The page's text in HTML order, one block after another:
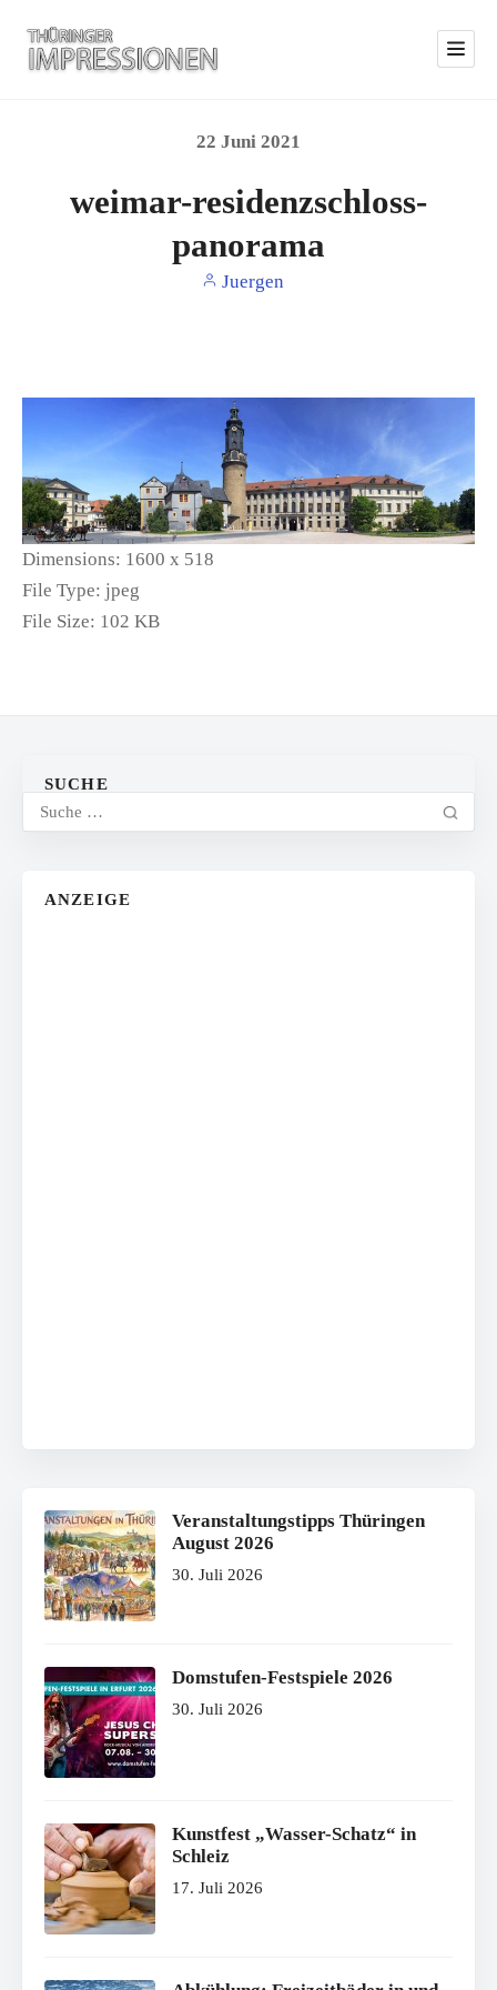
22 Juni 2021
weimar-residenzschloss-
panorama
Juergen
Dimensions: 1600 x 518
File Type: jpeg
File Size: 102 KB
SUCHE
ANZEIGE
Veranstaltungstipps Thüringen
August 2026
30. Juli 2026
Domstufen-Festspiele 2026
30. Juli 2026
Kunstfest „Wasser-Schatz“ in
Schleiz
17. Juli 2026